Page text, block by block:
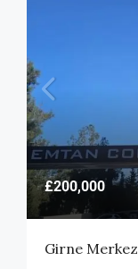
£200,000
Girne